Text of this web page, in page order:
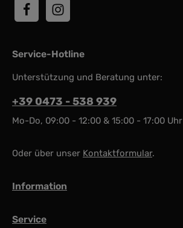
Service-Hotline
Unterstützung und Beratung unter:
+39 0473 - 538 939
Mo-Do, 09:00 - 12:00 & 15:00 - 17:00 Uhr
Oder über unser Kontaktformular.
Information
Service